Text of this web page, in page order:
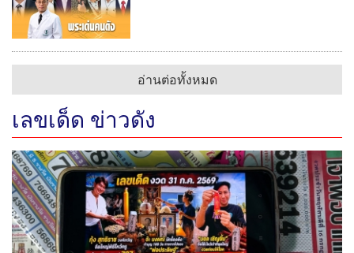
เลขคนดัง กุ้ง-จ๊ะ-บอล มาแรง คอหวยชัยนาทเหมาเกลี้ยง
แผง
วันอาสาฬหบูชาคึกคัก แห่กราบไหว้